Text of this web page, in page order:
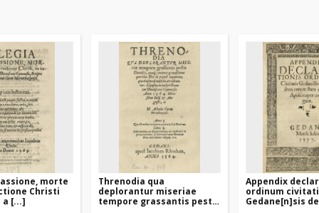
morte
Christi
[...]
Threnodia qua
deplorantur miseriae
tempore grassantis pestis
Appendix
ordinum
Gedane[n]sis